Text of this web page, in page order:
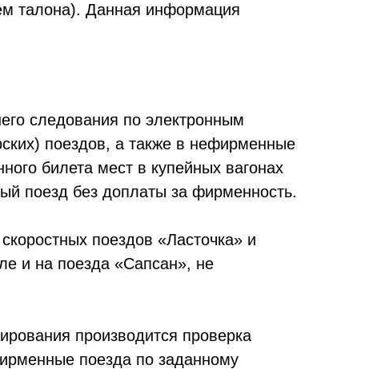
талона). Данная информация
следования по электронным
поездов, а также в нефирменные
билета мест в купейных вагонах
поезд без доплаты за фирменность.
поездов «Ласточка» и
и на поезда «Сапсан», не
производится проверка
поезда по заданному